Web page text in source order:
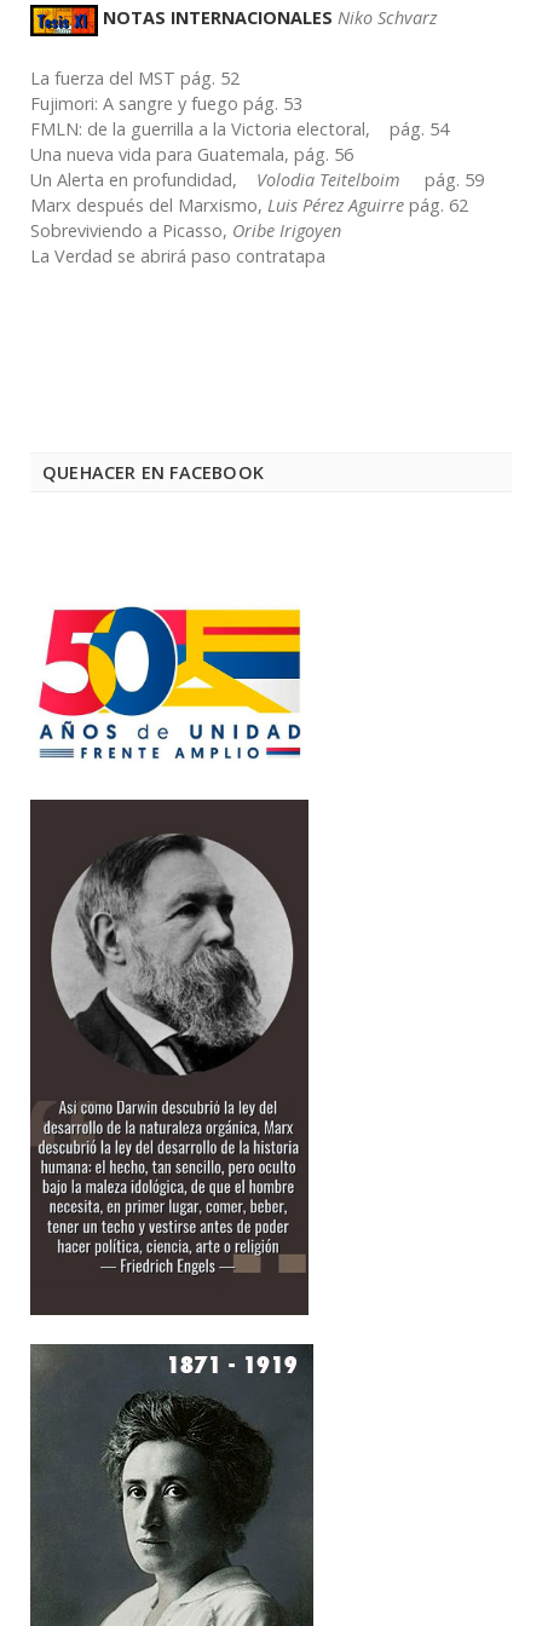
NOTAS INTERNACIONALES Niko Schvarz
La fuerza del MST pág. 52
Fujimori: A sangre y fuego pág. 53
FMLN: de la guerrilla a la Victoria electoral, pág. 54
Una nueva vida para Guatemala, pág. 56
Un Alerta en profundidad, Volodia Teitelboim pág. 59
Marx después del Marxismo, Luis Pérez Aguirre pág. 62
Sobreviviendo a Picasso, Oribe Irigoyen
La Verdad se abrirá paso contratapa
QUEHACER EN FACEBOOK